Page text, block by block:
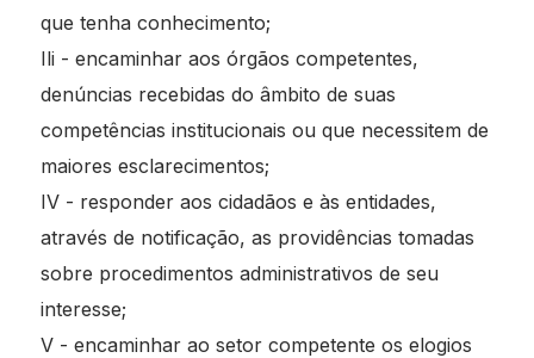
que tenha conhecimento;
Ili - encaminhar aos órgãos competentes,
denúncias recebidas do âmbito de suas
competências institucionais ou que necessitem de
maiores esclarecimentos;
IV - responder aos cidadãos e às entidades,
através de notificação, as providências tomadas
sobre procedimentos administrativos de seu
interesse;
V - encaminhar ao setor competente os elogios